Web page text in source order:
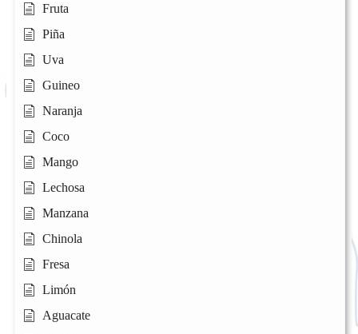
Fruta
Piña
Uva
Guineo
Naranja
Coco
Mango
Lechosa
Manzana
Chinola
Fresa
Limón
Aguacate